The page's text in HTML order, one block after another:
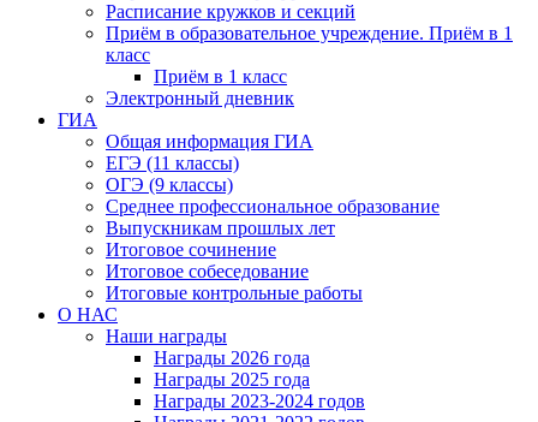
Расписание кружков и секций
Приём в образовательное учреждение. Приём в 1
класс
Приём в 1 класс
Электронный дневник
ГИА
Общая информация ГИА
ЕГЭ (11 классы)
ОГЭ (9 классы)
Среднее профессиональное образование
Выпускникам прошлых лет
Итоговое сочинение
Итоговое собеседование
Итоговые контрольные работы
О НАС
Наши награды
Награды 2026 года
Награды 2025 года
Награды 2023-2024 годов